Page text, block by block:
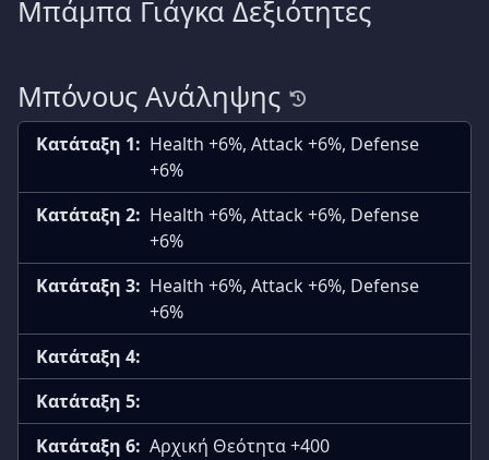
Μπάμπα Γιάγκα Δεξιότητες
Μπόνους Ανάληψης
Κατάταξη 1: Health +6%, Attack +6%, Defense
+6%
Κατάταξη 2: Health +6%, Attack +6%, Defense
+6%
Κατάταξη 3: Health +6%, Attack +6%, Defense
+6%
Κατάταξη 4:
Κατάταξη 5:
Κατάταξη 6: Αρχική Θεότητα +400